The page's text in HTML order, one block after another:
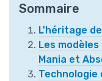
Sommaire
L'héritage
Les
Mania et